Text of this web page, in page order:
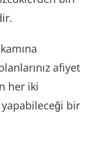
afiyet
her iki
bir